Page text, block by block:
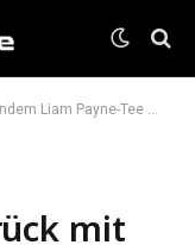
Tee … Ich schnappte nach Luft
mit